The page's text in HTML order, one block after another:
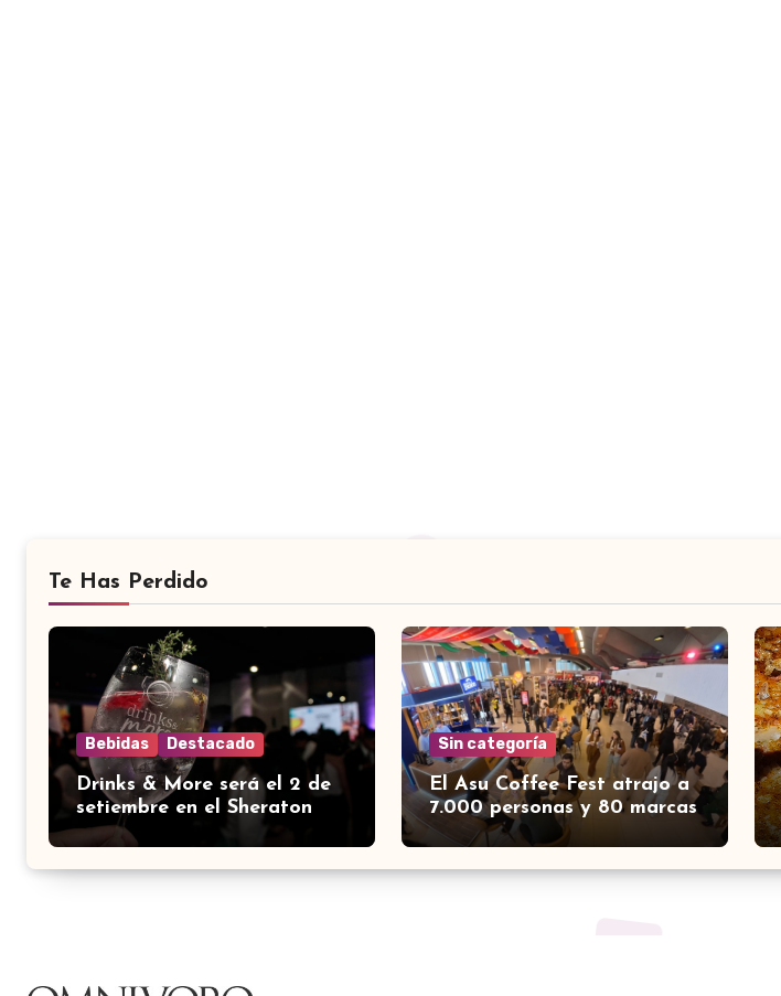
Te Has Perdido
Bebidas Destacado
Drinks & More será el 2 de
setiembre en el Sheraton
Sin categoría
El Asu Coffee Fest atrajo a
7.000 personas y 80 marcas